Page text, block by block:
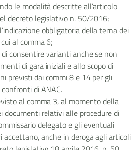
le modalità descritte all’articolo
decreto legislativo n. 50/2016;
obbligatoria della terna dei
al comma 6;
consentire varianti anche se non
di gara iniziali e allo scopo di
previsti dai commi 8 e 14 per gli
di ANAC.
al comma 3, al momento della
documenti relativi alle procedure di
delegato e gli eventuali
anche in deroga agli articoli